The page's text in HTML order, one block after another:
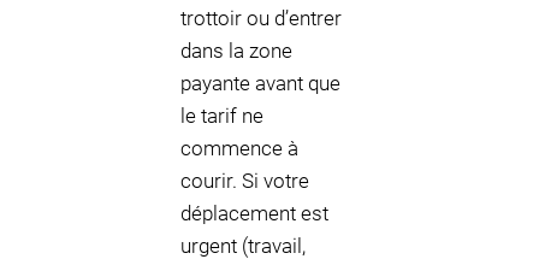
trottoir ou d’entrer
dans la zone
payante avant que
le tarif ne
commence à
courir. Si votre
déplacement est
urgent (travail,